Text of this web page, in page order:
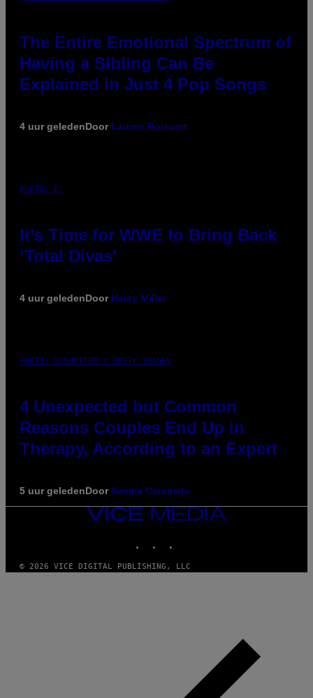
The Entire Emotional Spectrum of
Having a Sibling Can Be
Explained in Just 4 Pop Songs
4 uur geledenDoor Lauren Boisvert
PHOTO: E!
It’s Time for WWE to Bring Back
‘Total Divas’
4 uur geledenDoor Haley Miller
PHOTO: GCSHUTTER / GETTY IMAGES
4 Unexpected but Common
Reasons Couples End Up in
Therapy, According to an Expert
5 uur geledenDoorSammi Caramela
VICE
MEDIA
© 2026 VICE DIGITAL PUBLISHING, LLC